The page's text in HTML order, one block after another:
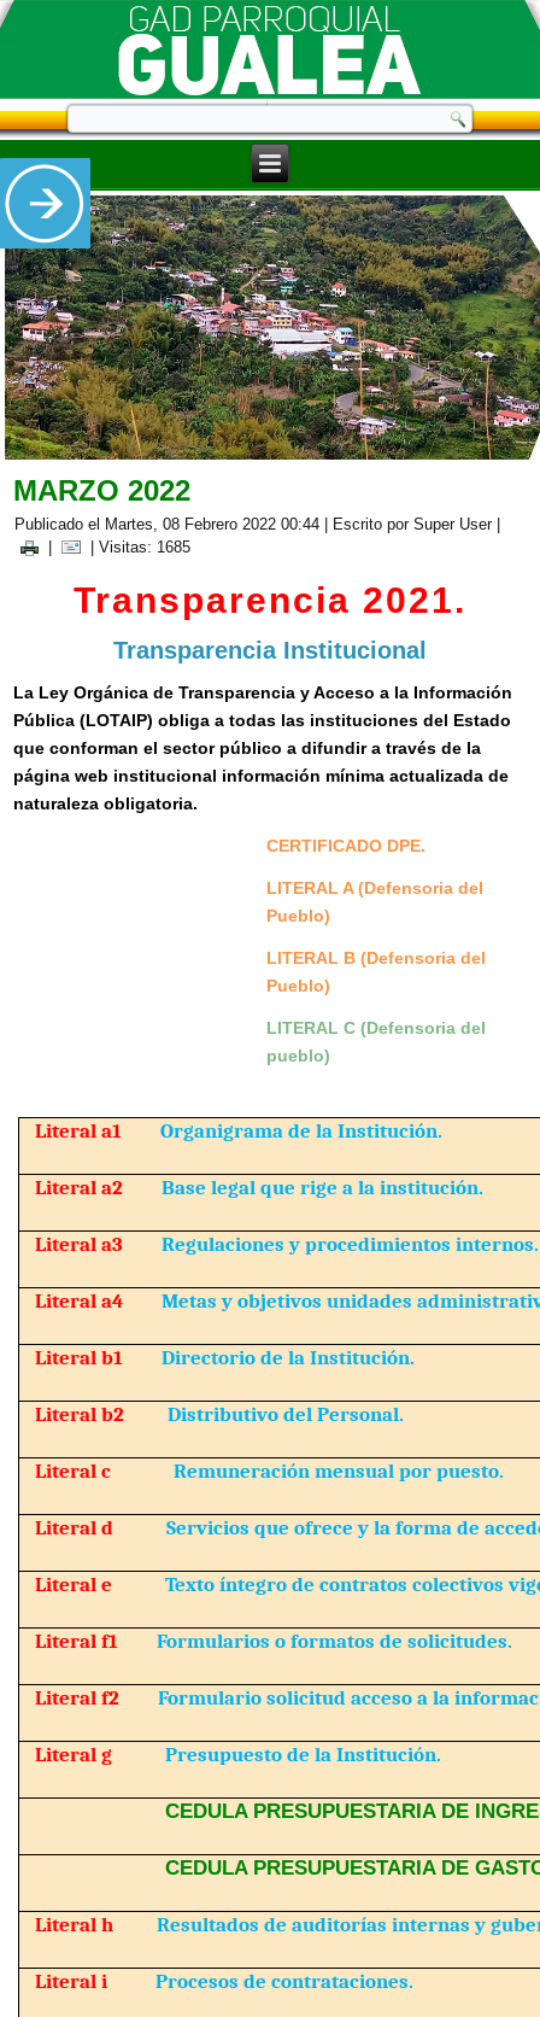
MARZO 2022
Publicado el Martes, 08 Febrero 2022 00:44 Escrito por Super User|
| Visitas: 1685
Transparencia 2021.
Transparencia Institucional
La Ley Orgánica de Transparencia y Acceso a la Información
Pública (LOTAIP) obliga a todas las instituciones del Estado
que conforman el sector público a difundir a través de la
página web institucional información mínima actualizada de
naturaleza obligatoria.
CERTIFICADO DPE.
LITERAL A (Defensoria del
Pueblo)
LITERAL B (Defensoria del
Pueblo)
LITERAL C (Defensoria del
pueblo)
Literal a1 Organigrama de la Institución.
Literal a2 Base legal que rige a la institución.
Literal a3 Regulaciones y procedimientos internos.
Literal a4 Metas y objetivos unidades
Literal b1 Directorio de la Institución.
Literal b2 Distributivo del Personal.
Literal c Remuneración mensual por puesto.
Literal d Servicios que ofrece y la forma de
Literal e Texto íntegro de contratos colectivos
Literal f1 Formularios o formatos de solicitudes.
Literal f2 Formulario solicitud acceso a la
Literal g Presupuesto de la Institución.
CEDULA PRESUPUESTARIA DE
CEDULA PRESUPUESTARIA DE
Literal h Resultados de auditorías internas y
Literal i Procesos de contrataciones.